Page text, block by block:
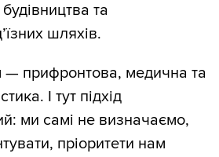
та
шляхів.
прифронтова, медична та
І тут підхід
ми самі не визначаємо,
пріоритети нам